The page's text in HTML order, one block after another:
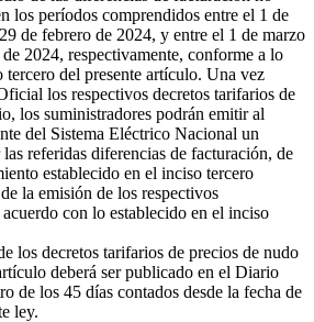
los períodos comprendidos entre el 1 de
de febrero de 2024, y entre el 1 de marzo
2024, respectivamente, conforme a lo
tercero del presente artículo. Una vez
los respectivos decretos tarifarios de
los suministradores podrán emitir al
del Sistema Eléctrico Nacional un
referidas diferencias de facturación, de
establecido en el inciso tercero
la emisión de los respectivos
con lo establecido en el inciso
los decretos tarifarios de precios de nudo
deberá ser publicado en el Diario
de los 45 días contados desde la fecha de
ley.